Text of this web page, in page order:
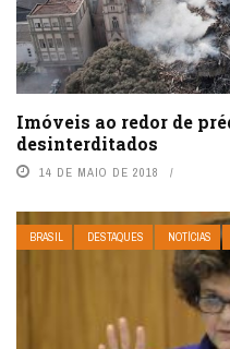
Imóveis ao redor de
desinterditados
14 DE MAIO DE 2018
BRASIL DESTAQUES NOTÍCIAS